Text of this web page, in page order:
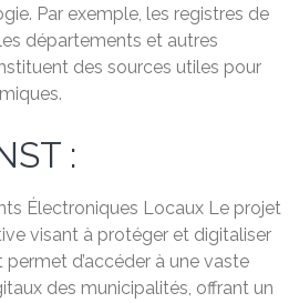
Par exemple, les registres de
départements et autres
des sources utiles pour
:
Électroniques Locaux Le projet
visant à protéger et digitaliser
permet d’accéder à une vaste
des municipalités, offrant un